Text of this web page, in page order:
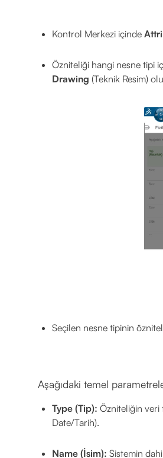
Kontrol Merkezi içinde
Özniteliği hangi nesne tipi
Drawing (Teknik Resim)
Seçilen nesne tipinin
Aşağıdaki temel
Type (Tip): Özniteliğin veri
Date/Tarih).
Name (İsim): Sistemin